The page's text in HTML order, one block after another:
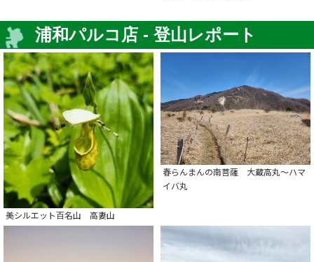
浦和パルコ店 - 登山レポート
美シルエット百名山 高妻山
春らんまんの南菩薩 大蔵高丸～ハマ
イバ丸